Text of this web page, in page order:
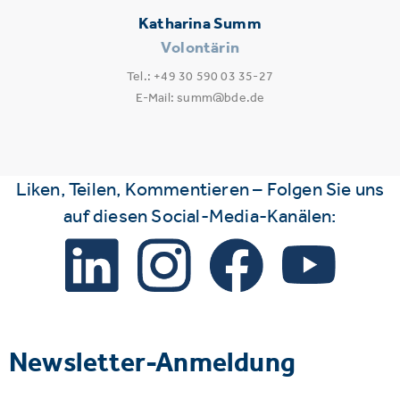
Katharina Summ
Volontärin
Tel.: +49 30 590 03 35-27
E-Mail: summ@bde.de
Liken, Teilen, Kommentieren – Folgen Sie uns
auf diesen Social-Media-Kanälen:
Newsletter-Anmeldung